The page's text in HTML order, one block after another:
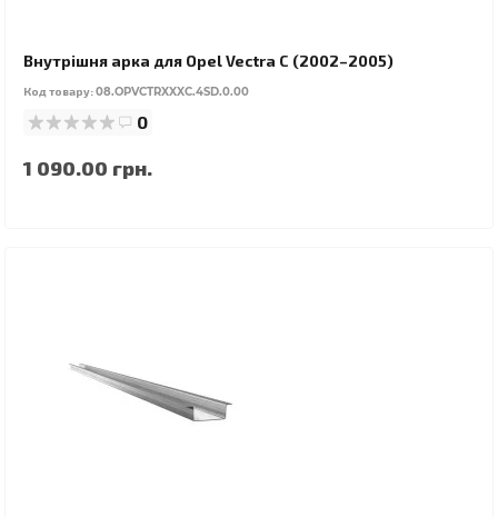
Внутрішня арка для Opel Vectra C (2002–2005)
Код товару:08.OPVCTRXXXC.4SD.0.00
0
1 090.00 грн.